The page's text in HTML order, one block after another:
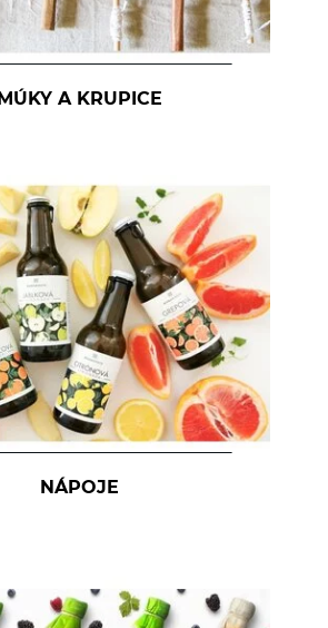
MÚKY A KRUPICE
NÁPOJE